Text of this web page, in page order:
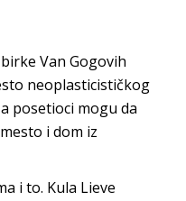
Van Gogovih
neoplasticističkog
posetioci mogu da
i dom iz
i to. Kula Lieve